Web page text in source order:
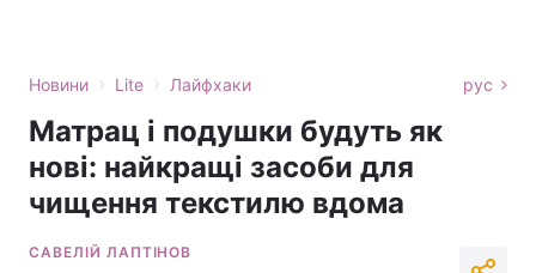
Новини › Lite › Лайфхаки рус
Матрац і подушки будуть як
нові: найкращі засоби для
чищення текстилю вдома
САВЕЛІЙ ЛАПТІНОВ